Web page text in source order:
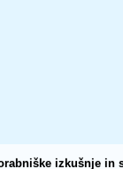
izkušnje in